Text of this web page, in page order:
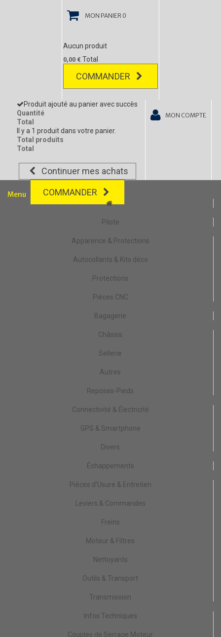
MON PANIER 0
Aucun produit
0,00 € Total
COMMANDER
Produit ajouté au panier avec succès
Quantité
Total
Il y a 1 produit dans votre panier.
Total produits
Total
Continuer mes achats
COMMANDER
MON COMPTE
Menu
Pilote
Apparence & Protections
Autocollants & Kits déco
Protections
Pièces CNC
Bagagerie
Châssis
Sellerie
Autres
Reposes-Pieds
Connectivité & Électricité
GPS & Smartphone
Divers
Échappements
Pièces d'Usure & Entretien
Leviers & Commandes
Freins
Moteur & Filtres
Nettoyants
Outils & Transport
Transmission
Infos Techniques
Couples de Serrage Moteur